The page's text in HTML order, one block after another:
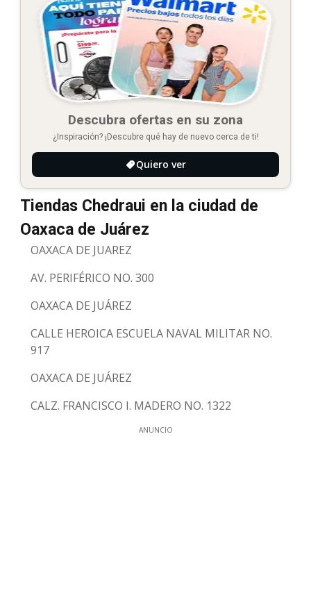
Descubra ofertas en su zona
¿Inspiración? ¡Descubre qué hay de nuevo cerca de ti!
Quiero ver
Tiendas Chedraui en la ciudad de
Oaxaca de Juárez
OAXACA DE JUAREZ
AV. PERIFÉRICO NO. 300
OAXACA DE JUÁREZ
CALLE HEROICA ESCUELA NAVAL MILITAR NO.
917
OAXACA DE JUÁREZ
CALZ. FRANCISCO I. MADERO NO. 1322
ANUNCIO